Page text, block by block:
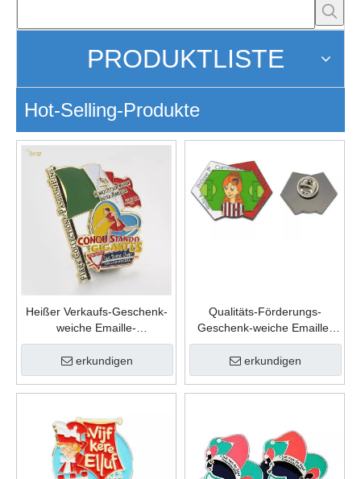
PRODUKTLISTE
Hot-Selling-Produkte
Heißer Verkaufs-Geschenk-
weiche Emaille-
kundenspezifische
Andenken-Mode-Form-Zink-
Legierungs-Karnevals-
Revers-Stift
erkundigen
Qualitäts-Förderungs-
Geschenk-weiche Emaille-
kundenspezifische
Andenken-Form-Zink-
Legierungs-Karnevals-
Revers-Stift
erkundigen